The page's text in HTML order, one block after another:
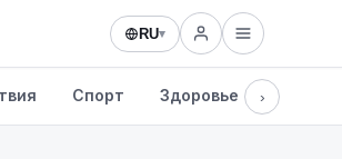
RU▾
Спорт Здоровье Культура
›